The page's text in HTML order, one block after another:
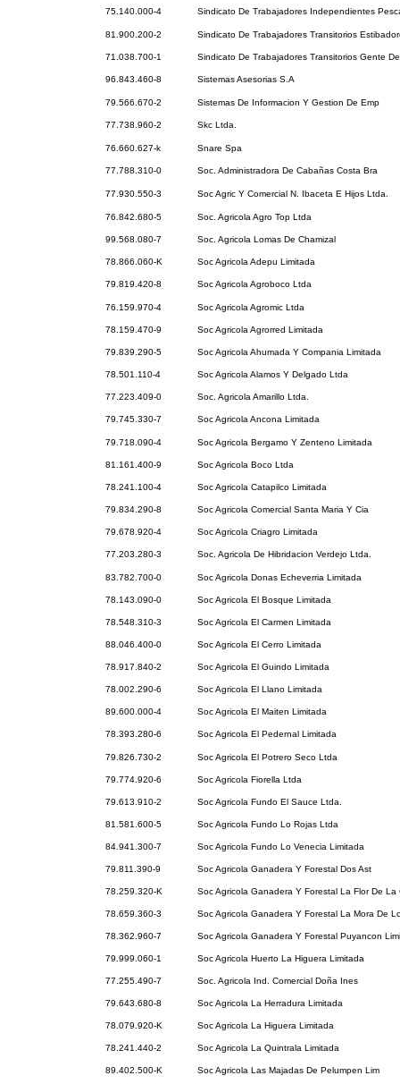
75.140.000-4 Sindicato De Trabajadores Independientes
81.900.200-2 Sindicato De Trabajadores Transitorios
71.038.700-1 Sindicato De Trabajadores Transitorios Gente
96.843.460-8 Sistemas Asesorias S.A
79.566.670-2 Sistemas De Informacion Y Gestion De Emp
77.738.960-2 Skc Ltda.
76.660.627-k Snare Spa
77.788.310-0 Soc. Administradora De Cabañas Costa Bra
77.930.550-3 Soc Agric Y Comercial N. Ibaceta E Hijos Ltda.
76.842.680-5 Soc. Agricola Agro Top Ltda
99.568.080-7 Soc. Agricola Lomas De Chamizal
78.866.060-K Soc Agricola Adepu Limitada
79.819.420-8 Soc Agricola Agroboco Ltda
76.159.970-4 Soc Agricola Agromic Ltda
78.159.470-9 Soc Agricola Agrorred Limitada
79.839.290-5 Soc Agricola Ahumada Y Compania Limitada
78.501.110-4 Soc Agricola Alamos Y Delgado Ltda
77.223.409-0 Soc. Agricola Amarillo Ltda.
79.745.330-7 Soc Agricola Ancona Limitada
79.718.090-4 Soc Agricola Bergamo Y Zenteno Limitada
81.161.400-9 Soc Agricola Boco Ltda
78.241.100-4 Soc Agricola Catapilco Limitada
79.834.290-8 Soc Agricola Comercial Santa Maria Y Cia
79.678.920-4 Soc Agricola Criagro Limitada
77.203.280-3 Soc. Agricola De Hibridacion Verdejo Ltda.
83.782.700-0 Soc Agricola Donas Echeverria Limitada
78.143.090-0 Soc Agricola El Bosque Limitada
78.548.310-3 Soc Agricola El Carmen Limitada
88.046.400-0 Soc Agricola El Cerro Limitada
78.917.840-2 Soc Agricola El Guindo Limitada
78.002.290-6 Soc Agricola El Llano Limitada
89.600.000-4 Soc Agricola El Maiten Limitada
78.393.280-6 Soc Agricola El Pedernal Limitada
79.826.730-2 Soc Agricola El Potrero Seco Ltda
79.774.920-6 Soc Agricola Fiorella Ltda
79.613.910-2 Soc Agricola Fundo El Sauce Ltda.
81.581.600-5 Soc Agricola Fundo Lo Rojas Ltda
84.941.300-7 Soc Agricola Fundo Lo Venecia Limitada
79.811.390-9 Soc Agricola Ganadera Y Forestal Dos Ast
78.259.320-K Soc Agricola Ganadera Y Forestal La Flor De La
78.659.360-3 Soc Agricola Ganadera Y Forestal La Mora De
78.362.960-7 Soc Agricola Ganadera Y Forestal Puyancon
79.999.060-1 Soc Agricola Huerto La Higuera Limitada
77.255.490-7 Soc. Agricola Ind. Comercial Doña Ines
79.643.680-8 Soc Agricola La Herradura Limitada
78.079.920-K Soc Agricola La Higuera Limitada
78.241.440-2 Soc Agricola La Quintrala Limitada
89.402.500-K Soc Agricola Las Majadas De Pelumpen Lim